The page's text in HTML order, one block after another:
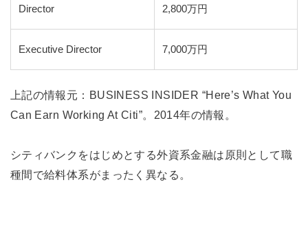
Director 2,800万円
Executive Director 7,000万円
上記の情報元：BUSINESS INSIDER “Here’s What You
Can Earn Working At Citi”。2014年の情報。
シティバンクをはじめとする外資系金融は原則として職
種間で給料体系がまったく異なる。